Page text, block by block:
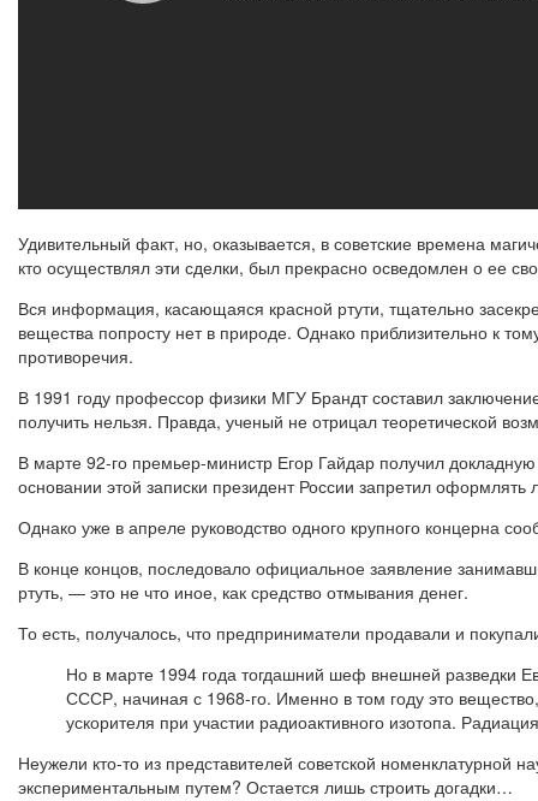
Удивительный факт, но, оказывается, в советские времена
кто осуществлял эти сделки, был прекрасно осведомлен о ее
Вся информация, касающаяся красной ртути, тщательно
вещества попросту нет в природе. Однако приблизительно к
противоречия.
В 1991 году профессор физики МГУ Брандт составил
получить нельзя. Правда, ученый не отрицал теоретической
В марте 92-го премьер-министр Егор Гайдар получил
основании этой записки президент России запретил оформлять
Однако уже в апреле руководство одного крупного концерна
В конце концов, последовало официальное заявление
ртуть, — это не что иное, как средство отмывания денег.
То есть, получалось, что предприниматели продавали и
Но в марте 1994 года тогдашний шеф внешней разведки
СССР, начиная с 1968-го. Имен­но в том году это
ускорителя при участии радиоактивного изотопа.
Неужели кто-то из представителей советской номенклатурной
экспериментальным путем? Остается лишь строить догадки…